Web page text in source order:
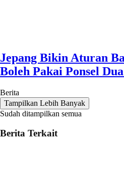
Jepang Bikin Aturan
Boleh Pakai Ponsel
Berita
Tampilkan Lebih Banyak
Sudah ditampilkan semua
Berita Terkait